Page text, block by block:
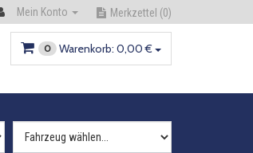
Mein Konto Merkzettel (0)
0 Warenkorb: 0,00 €